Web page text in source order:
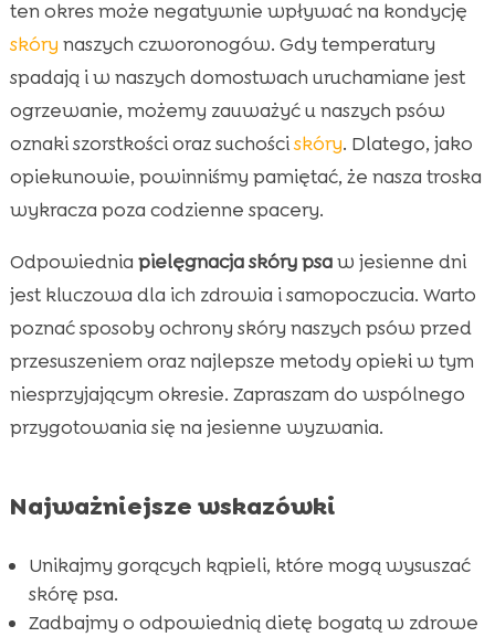
 Znaczenie odpowiedniej diety
 Jakie kosmetyki stosować do pielęgnacji?
 Regularne nawilżanie i kąpiele
 Zabiegi pielęgnacyjne i masaże
 Unikanie agresywnych środków czystości
 Znaczenie regularnych wizyt u weterynarza
 Wpływ środowiska domowego na skórę psa
Naturalne metody zapobiegania wysuszeniu
skóry
Rola odpowiedniego ubrania dla psa
Pies zapobieganie przesuszeniu skóry jesień
Domowe sposoby na nawilżenie skóry psa
Rola wody w diecie psa
 Wniosek
FAQ
ten okres może negatywnie wpływać na kondycję
skóry naszych czworonogów. Gdy temperatury
spadają i w naszych domostwach uruchamiane jest
ogrzewanie, możemy zauważyć u naszych psów
oznaki szorstkości oraz suchościskóry. Dlatego, jako
opiekunowie, powinniśmy pamiętać, że nasza troska
wykracza poza codzienne spacery.
Odpowiednia pielęgnacja skóry psaw jesienne dni
jest kluczowa dla ich zdrowia i samopoczucia. Warto
poznać sposoby ochrony skóry naszych psów przed
przesuszeniem oraz najlepsze metody opieki w tym
niesprzyjającym okresie. Zapraszam do wspólnego
przygotowania się na jesienne wyzwania.
Najważniejsze wskazówki
Unikajmy gorących kąpieli, które mogą wysuszać
skórę psa.
Zadbajmy o odpowiednią dietę bogatą w zdrowe